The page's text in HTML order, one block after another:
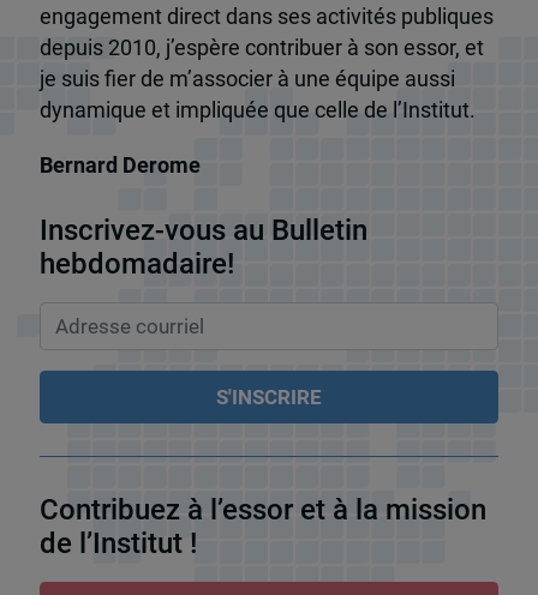
engagement direct dans ses activités publiques
depuis 2010, j’espère contribuer à son essor, et
je suis fier de m’associer à une équipe aussi
dynamique et impliquée que celle de l’Institut.
Bernard Derome
Inscrivez-vous au Bulletin
hebdomadaire!
Contribuez à l’essor et à la mission
de l’Institut !